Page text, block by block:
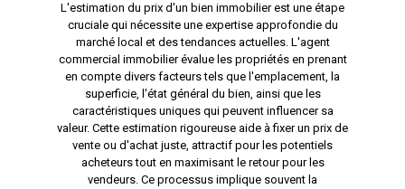
L'estimation du prix d'un bien immobilier est une étape
cruciale qui nécessite une expertise approfondie du
marché local et des tendances actuelles. L'agent
commercial immobilier évalue les propriétés en prenant
en compte divers facteurs tels que l'emplacement, la
superficie, l'état général du bien, ainsi que les
caractéristiques uniques qui peuvent influencer sa
valeur. Cette estimation rigoureuse aide à fixer un prix de
vente ou d'achat juste, attractif pour les potentiels
acheteurs tout en maximisant le retour pour les
vendeurs. Ce processus implique souvent la